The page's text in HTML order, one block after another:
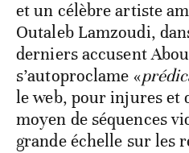
et un célèbre artiste
Outaleb Lamzoudi,
derniers accusent
s’autoproclame «
le web, pour injures et
moyen de séquences
grande échelle sur les